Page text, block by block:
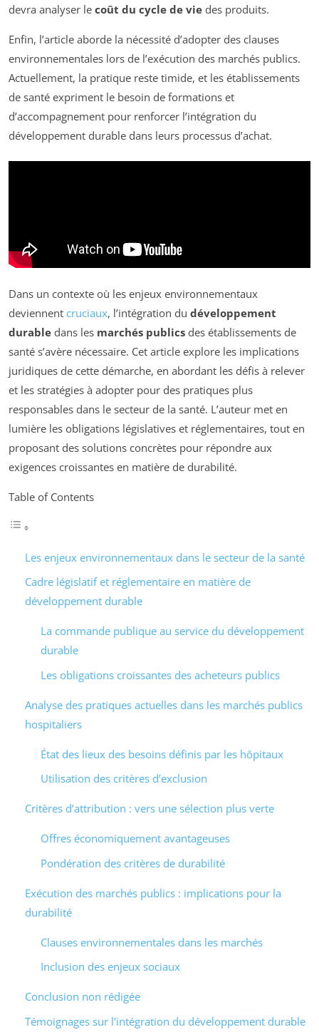
devra analyser le coût du cycle de vie des produits.
Enfin, l’article aborde la nécessité d’adopter des clauses
environnementales lors de l’exécution des marchés publics.
Actuellement, la pratique reste timide, et les établissements
de santé expriment le besoin de formations et
d’accompagnement pour renforcer l’intégration du
développement durable dans leurs processus d’achat.
Dans un contexte où les enjeux environnementaux
deviennent cruciaux, l’intégration du développement
durable dans les marchés publics des établissements de
santé s’avère nécessaire. Cet article explore les implications
juridiques de cette démarche, en abordant les défis à relever
et les stratégies à adopter pour des pratiques plus
responsables dans le secteur de la santé. L’auteur met en
lumière les obligations législatives et réglementaires, tout en
proposant des solutions concrètes pour répondre aux
exigences croissantes en matière de durabilité.
Table of Contents
Les enjeux environnementaux dans le secteur de la santé
Cadre législatif et réglementaire en matière de
développement durable
La commande publique au service du développement
durable
Les obligations croissantes des acheteurs publics
Analyse des pratiques actuelles dans les marchés publics
hospitaliers
État des lieux des besoins définis par les hôpitaux
Utilisation des critères d’exclusion
Critères d’attribution : vers une sélection plus verte
Offres économiquement avantageuses
Pondération des critères de durabilité
Exécution des marchés publics : implications pour la
durabilité
Clauses environnementales dans les marchés
Inclusion des enjeux sociaux
Conclusion non rédigée
Témoignages sur l’intégration du développement durable